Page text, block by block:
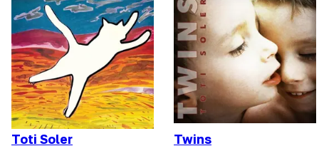
Toti Soler Twins